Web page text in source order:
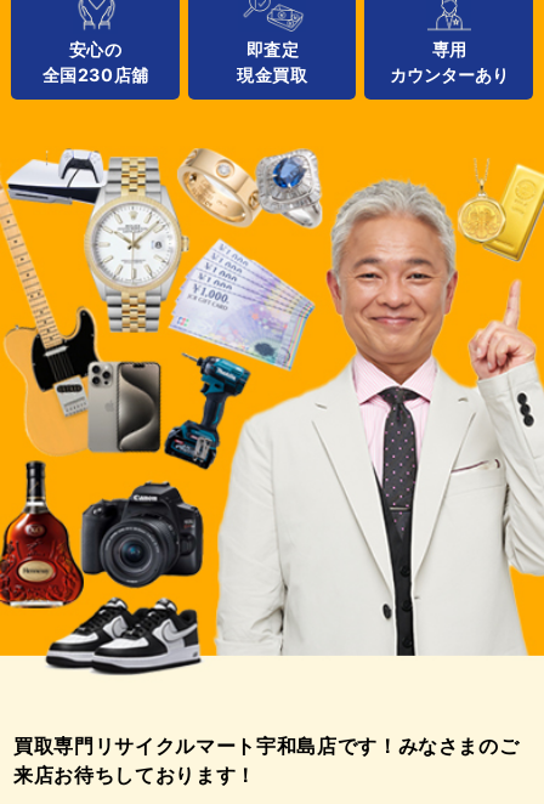
安心の
全国230店舖
即査定
現金買取
専用
カウンターあり
買取専門リサイクルマート宇和島店です！みなさまのご
来店お待ちしております！